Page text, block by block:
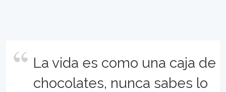
La vida es como una caja de
chocolates, nunca sabes lo